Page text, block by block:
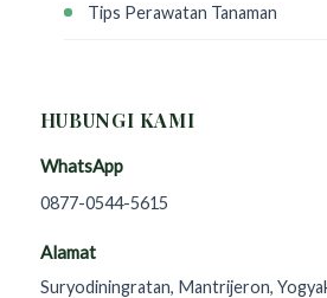
Tips Perawatan Tanaman
HUBUNGI KAMI
WhatsApp
0877-0544-5615
Alamat
Suryodiningratan, Mantrijeron,